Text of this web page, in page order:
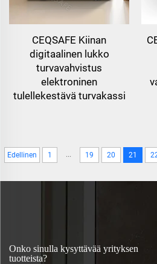
CEQSAFE Kiinan
digitaalinen lukko
turvavahvistus
elektroninen
tulellekestävä turvakassi
Edellinen 1 ... 19 20 21
Onko sinulla kysyttävää yrityksen
tuotteista?